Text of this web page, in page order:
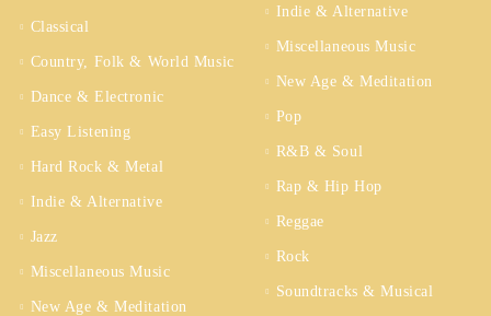
Classical
Country, Folk & World Music
Dance & Electronic
Easy Listening
Hard Rock & Metal
Indie & Alternative
Jazz
Miscellaneous Music
New Age & Meditation
Indie & Alternative
Miscellaneous Music
New Age & Meditation
Pop
R&B & Soul
Rap & Hip Hop
Reggae
Rock
Soundtracks & Musical